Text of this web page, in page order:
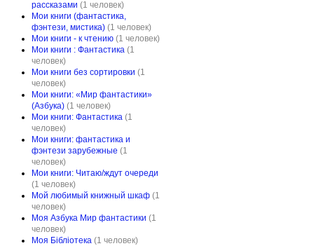
рассказами (1 человек)
Мои книги (фантастика,
фэнтези, мистика) (1 человек)
Мои книги - к чтению (1 человек)
Мои книги : Фантастика (1
человек)
Мои книги без сортировки (1
человек)
Мои книги: «Мир фантастики»
(Азбука) (1 человек)
Мои книги: Фантастика (1
человек)
Мои книги: фантастика и
фэнтези зарубежные (1
человек)
Мои книги: Читаю/ждут очереди
(1 человек)
Мой любимый книжный шкаф (1
человек)
Моя Азбука Мир фантастики (1
человек)
Моя Бібліотека (1 человек)